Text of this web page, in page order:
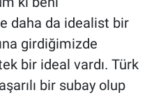
daha da idealist bir
girdiğimizde
bir ideal vardı. Türk
bir subay olup